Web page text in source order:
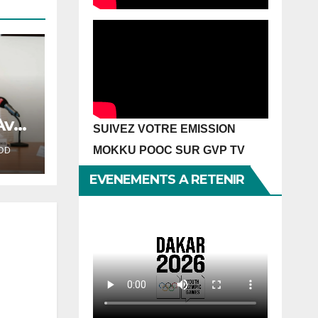
SUIVEZ VOTRE EMISSION
MOKKU POOC SUR GVP TV
EVENEMENTS A RETENIR